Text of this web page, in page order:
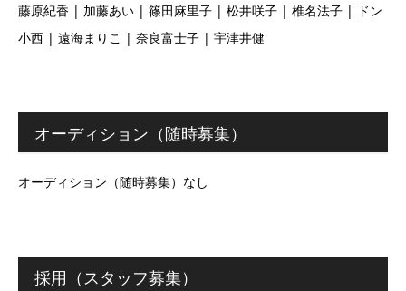
藤原紀香 | 加藤あい | 篠田麻里子 | 松井咲子 | 椎名法子 | ドン
小西 | 遠海まりこ | 奈良富士子 | 宇津井健
オーディション（随時募集）
オーディション（随時募集）なし
採用（スタッフ募集）